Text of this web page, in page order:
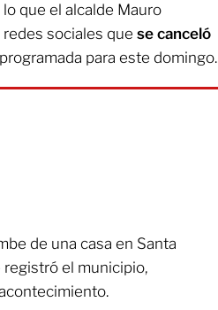
que el alcalde Mauro
sociales que se canceló
programada para este domingo.
de una casa en Santa
registró el municipio,